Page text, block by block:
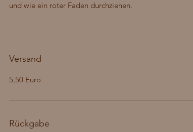
und wie ein roter Faden durchziehen.
Versand
5,50 Euro
Rückgabe